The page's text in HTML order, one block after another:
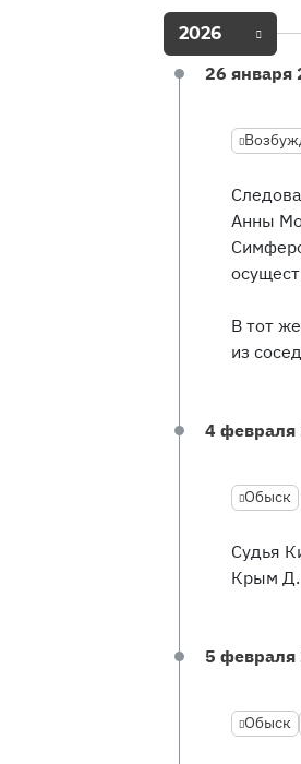
2026
26 января
Анны
В тот
из
4 февраля
Обыск
Судья
Крым Д.
5 февраля
Обыск